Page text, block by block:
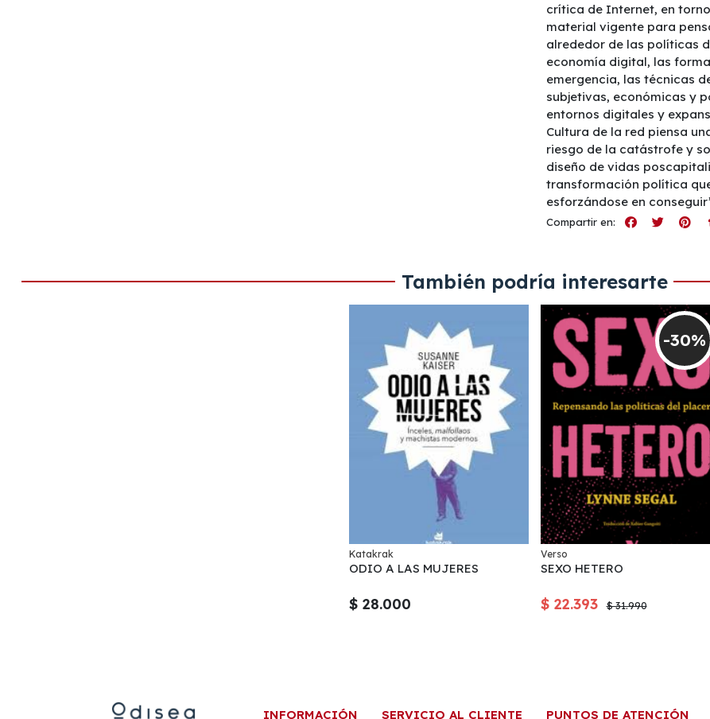
crítica de Internet, en
material vigente para
alrededor de las políticas
economía digital, las
emergencia, las técnicas
subjetivas, económicas y
entornos digitales y
Cultura de la red piensa
riesgo de la catástrofe y
diseño de vidas
transformación política
esforzándose en
Compartir en:
También podría interesarte
Katakrak
ODIO A LAS MUJERES
$ 28.000
-30%
Verso
SEXO HETERO
$ 22.393 $ 31.990
INFORMACIÓN SERVICIO AL CLIENTE PUNTOS DE ATENCIÓN